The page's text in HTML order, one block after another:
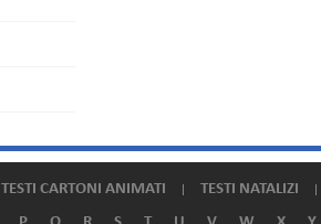
TESTI CARTONI ANIMATI TESTI NATALIZI